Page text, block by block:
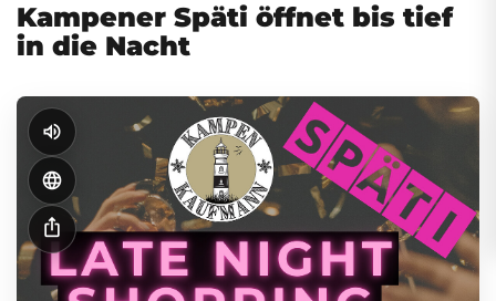
Kampener Späti öffnet bis tief
in die Nacht
volume_up
language
ios_share